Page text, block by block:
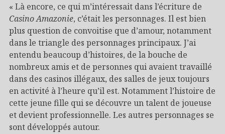
« Là encore, ce qui m’intéressait dans l’écriture de
Casino Amazonie, c’était les personnages. Il est bien
plus question de convoitise que d’amour, notamment
dans le triangle des personnages principaux. J’ai
entendu beaucoup d’histoires, de la bouche de
nombreux amis et de personnes qui avaient travaillé
dans des casinos illégaux, des salles de jeux toujours
en activité à l’heure qu’il est. Notamment l’histoire de
cette jeune fille qui se découvre un talent de joueuse
et devient professionnelle. Les autres personnages se
sont développés autour.